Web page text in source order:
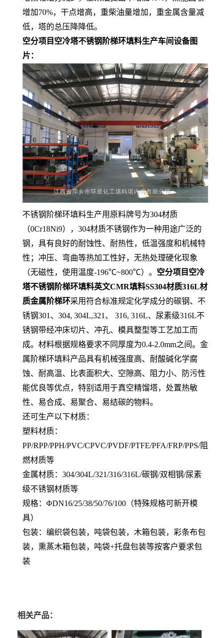
增加70%，干点增高，重柴油量增加，重金属含量减
低，塔的总压降降低。
空分项目空冷塔不锈钢阶梯环填料生产车间设备图
片：
不锈钢阶梯环填料生产用原料牌号为304材质
（0Cr18Ni9），304材质不锈钢作为一种用途广泛的
钢，具有良好的耐蚀性、耐热性，低温强度和机械特
性；冲压、弯曲等热加工性好，无热处理硬化现象
（无磁性，使用温度-196℃~800℃）。 空分项目空冷
塔不锈钢阶梯环填料英文CMR填料SS304材质316L材
质金属阶梯环采用符合标准规定化学成分的碳钢、不
锈钢301、304, 304L,321、 316, 316L、尿素级316L不
锈钢带经冲床切片、冲孔、模具整型等工艺加工而
成。材料根据规格要求不同厚度为0.4-2.0mm之间。金
属阶梯环填料产品具有机械强度高、耐酸碱化学腐
蚀、耐高温、比表面积大、空隙高、阻力小、防污性
能优良等优点，特别适用于真空精馏塔，处置热敏
性、易合成、易聚合、易结碳的物料。
还可生产以下材质：
塑料材质：
PP/RPP/PPH/PVC/CPVC/PVDF/PTFE/PFA/FRP/PPS/阻
燃材质等
金属材质：304/304L/321/316/316L/碳钢/双相钢/尿素
级不锈钢材质等
规格：ΦDN16/25/38/50/76/100（特殊规格可新开模
具）
包装：编织袋包装，吨袋包装，木箱包装，彩条布包
装，熏蒸木箱包装，吨袋+托盘包装等按客户要求包
装
相关产品：